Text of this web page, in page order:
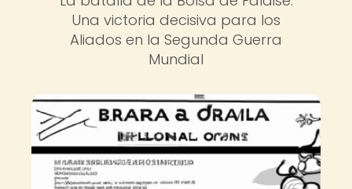
Una victoria decisiva para los
Aliados en la Segunda Guerra
Mundial